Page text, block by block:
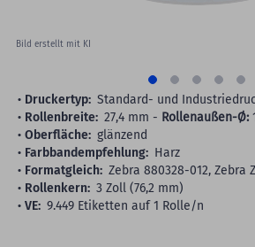
Bild erstellt mit KI
Druckertyp: Standard- und
Rollenbreite: 27,4 mm - Rollenaußen-Ø:
Oberfläche: glänzend
Farbbandempfehlung: Harz
Formatgleich: Zebra 880328-012, Zebra
Rollenkern: 3 Zoll (76,2 mm)
VE: 9.449 Etiketten auf 1 Rolle/n